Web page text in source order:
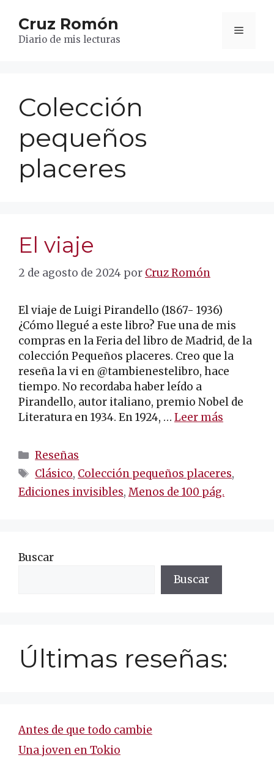
contenido
Cruz Romón
Diario de mis lecturas
Menú
Colección
pequeños
placeres
El viaje
2 de agosto de 2024 por Cruz Romón
El viaje de Luigi Pirandello (1867- 1936)
¿Cómo llegué a este libro? Fue una de mis
compras en la Feria del libro de Madrid, de la
colección Pequeños placeres. Creo que la
reseña la vi en @tambienestelibro, hace
tiempo. No recordaba haber leído a
Pirandello, autor italiano, premio Nobel de
Literatura en 1934. En 1924, … Leer más
Categorías
Reseñas
Etiquetas
Clásico, Colección pequeños placeres,
Ediciones invisibles, Menos de 100 pág.
Buscar
Buscar
Últimas reseñas:
Antes de que todo cambie
Una joven en Tokio